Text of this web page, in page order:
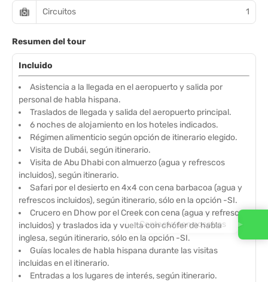
Circuitos 1
Resumen del tour
Incluido
Asistencia a la llegada en el aeropuerto y salida por
personal de habla hispana.
Traslados de llegada y salida del aeropuerto principal.
6 noches de alojamiento en los hoteles indicados.
Régimen alimenticio según opción de itinerario elegido.
Visita de Dubái, según itinerario.
Visita de Abu Dhabi con almuerzo (agua y refrescos
incluidos), según itinerario.
Safari por el desierto en 4x4 con cena barbacoa (agua y
refrescos incluidos), según itinerario, sólo en la opción -SI.
Crucero en Dhow por el Creek con cena (agua y refrescos
incluidos) y traslados ida y vuelta con chófer de habla
inglesa, según itinerario, sólo en la opción -SI.
Guías locales de habla hispana durante las visitas
incluidas en el itinerario.
Entradas a los lugares de interés, según itinerario.
Contacta con nosotros